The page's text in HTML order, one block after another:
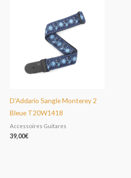
D’Addario Sangle Monterey 2
Bleue T20W1418
Accessoires Guitares
39,00€